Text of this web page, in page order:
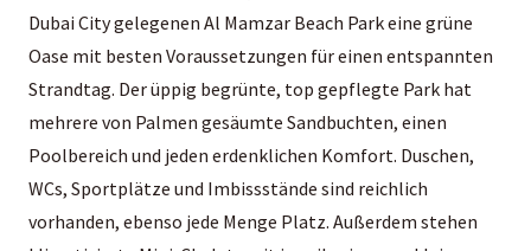
Dubai City gelegenen Al Mamzar Beach Park eine grüne
Oase mit besten Voraussetzungen für einen entspannten
Strandtag. Der üppig begrünte, top gepflegte Park hat
mehrere von Palmen gesäumte Sandbuchten, einen
Poolbereich und jeden erdenklichen Komfort. Duschen,
WCs, Sportplätze und Imbissstände sind reichlich
vorhanden, ebenso jede Menge Platz. Außerdem stehen